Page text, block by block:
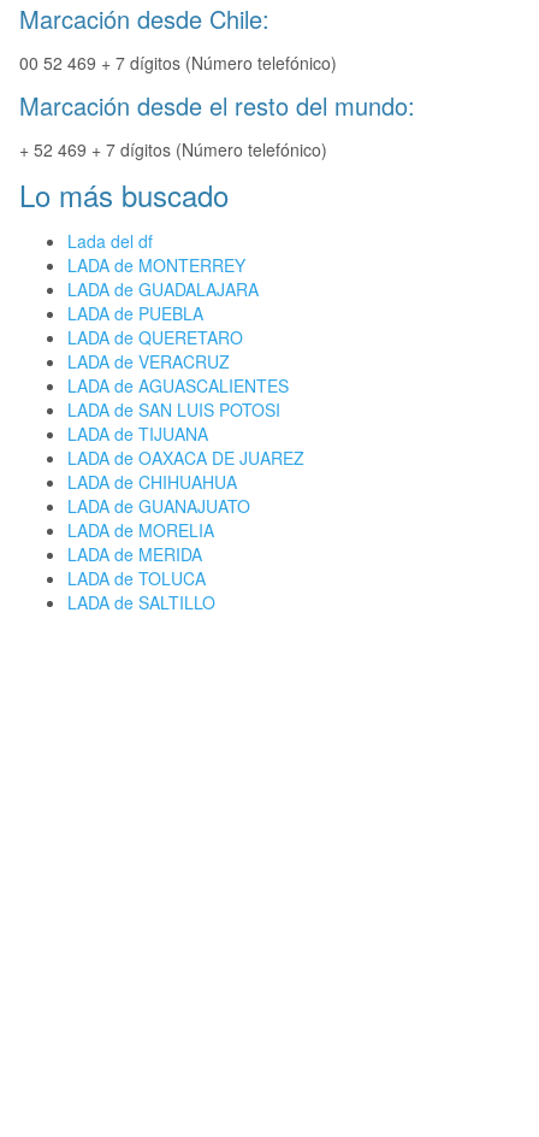
Marcación desde Chile:
00 52 469 + 7 dígitos (Número telefónico)
Marcación desde el resto del mundo:
+ 52 469 + 7 dígitos (Número telefónico)
Lo más buscado
Lada del df
LADA de MONTERREY
LADA de GUADALAJARA
LADA de PUEBLA
LADA de QUERETARO
LADA de VERACRUZ
LADA de AGUASCALIENTES
LADA de SAN LUIS POTOSI
LADA de TIJUANA
LADA de OAXACA DE JUAREZ
LADA de CHIHUAHUA
LADA de GUANAJUATO
LADA de MORELIA
LADA de MERIDA
LADA de TOLUCA
LADA de SALTILLO